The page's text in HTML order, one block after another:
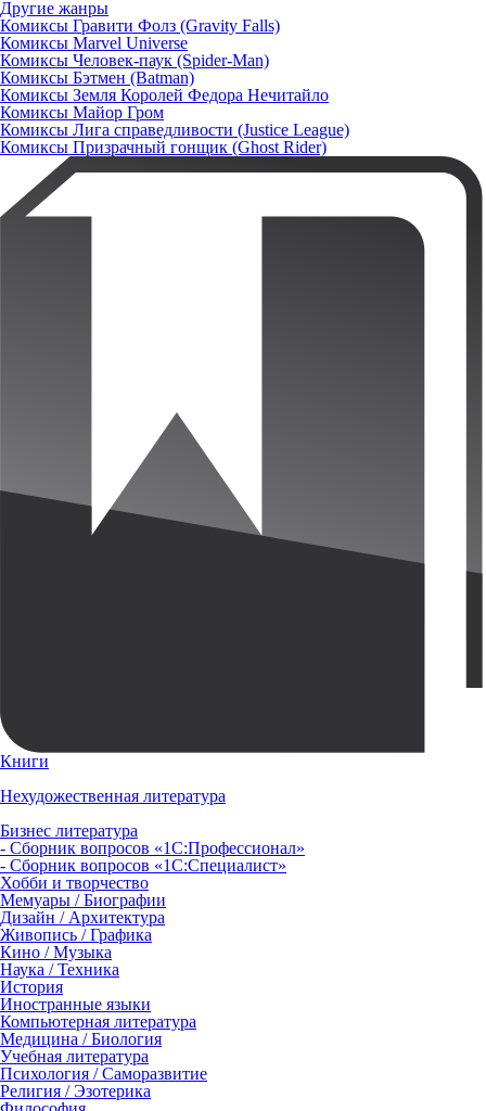
Другие жанры
Комиксы Гравити Фолз (Gravity Falls)
Комиксы Marvel Universe
Комиксы Человек-паук (Spider-Man)
Комиксы Бэтмен (Batman)
Комиксы Земля Королей Федора Нечитайло
Комиксы Майор Гром
Комиксы Лига справедливости (Justice League)
Комиксы Призрачный гонщик (Ghost Rider)
Книги
Нехудожественная литература
Бизнес литература
- Сборник вопросов «1С:Профессионал»
- Сборник вопросов «1С:Специалист»
Хобби и творчество
Мемуары / Биографии
Дизайн / Архитектура
Живопись / Графика
Кино / Музыка
Наука / Техника
История
Иностранные языки
Компьютерная литература
Медицина / Биология
Учебная литература
Психология / Саморазвитие
Религия / Эзотерика